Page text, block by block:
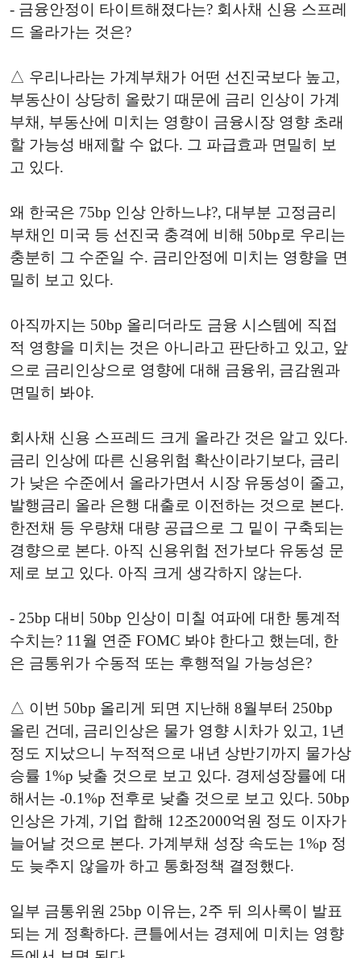
- 금융안정이 타이트해졌다는? 회사채 신용 스프레
드 올라가는 것은?
△ 우리나라는 가계부채가 어떤 선진국보다 높고,
부동산이 상당히 올랐기 때문에 금리 인상이 가계
부채, 부동산에 미치는 영향이 금융시장 영향 초래
할 가능성 배제할 수 없다. 그 파급효과 면밀히 보
고 있다.
왜 한국은 75bp 인상 안하느냐?, 대부분 고정금리
부채인 미국 등 선진국 충격에 비해 50bp로 우리는
충분히 그 수준일 수. 금리안정에 미치는 영향을 면
밀히 보고 있다.
아직까지는 50bp 올리더라도 금융 시스템에 직접
적 영향을 미치는 것은 아니라고 판단하고 있고, 앞
으로 금리인상으로 영향에 대해 금융위, 금감원과
면밀히 봐야.
회사채 신용 스프레드 크게 올라간 것은 알고 있다.
금리 인상에 따른 신용위험 확산이라기보다, 금리
가 낮은 수준에서 올라가면서 시장 유동성이 줄고,
발행금리 올라 은행 대출로 이전하는 것으로 본다.
한전채 등 우량채 대량 공급으로 그 밑이 구축되는
경향으로 본다. 아직 신용위험 전가보다 유동성 문
제로 보고 있다. 아직 크게 생각하지 않는다.
- 25bp 대비 50bp 인상이 미칠 여파에 대한 통계적
수치는? 11월 연준 FOMC 봐야 한다고 했는데, 한
은 금통위가 수동적 또는 후행적일 가능성은?
△ 이번 50bp 올리게 되면 지난해 8월부터 250bp
올린 건데, 금리인상은 물가 영향 시차가 있고, 1년
정도 지났으니 누적적으로 내년 상반기까지 물가상
승률 1%p 낮출 것으로 보고 있다. 경제성장률에 대
해서는 -0.1%p 전후로 낮출 것으로 보고 있다. 50bp
인상은 가계, 기업 합해 12조2000억원 정도 이자가
늘어날 것으로 본다. 가계부채 성장 속도는 1%p 정
도 늦추지 않을까 하고 통화정책 결정했다.
일부 금통위원 25bp 이유는, 2주 뒤 의사록이 발표
되는 게 정확하다. 큰틀에서는 경제에 미치는 영향